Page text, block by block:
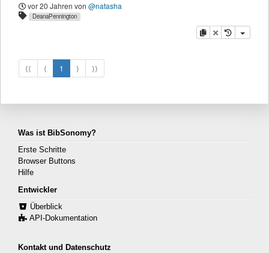
vor 20 Jahren von @natasha
DeanaPennington
Kopieren
Löschen
⟨⟨ ⟨ 1 ⟩ ⟩⟩
Was ist BibSonomy?
Erste Schritte
Browser Buttons
Hilfe
Entwickler
Überblick
API-Dokumentation
Kontakt und Datenschutz